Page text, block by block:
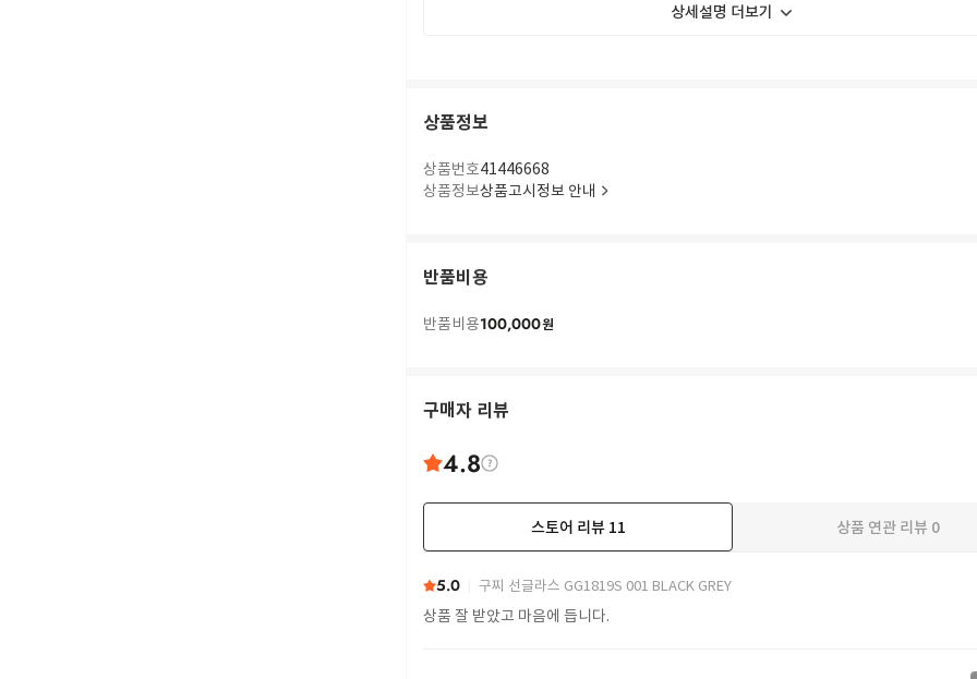
상세설명 더보기
상품정보
상품번호41446668
상품정보상품고시정보 안내
반품비용
반품비용100,000원
구매자 리뷰
4.8
스토어 리뷰 11 상품 연관 리뷰 0
5.0 구찌 선글라스 GG1819S 001 BLACK GREY
상품 잘 받았고 마음에 듭니다.